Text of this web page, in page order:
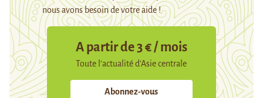
nous avons besoin de votre aide !
A partir de 3 € / mois
Toute l’actualité d’Asie centrale
Abonnez-vous